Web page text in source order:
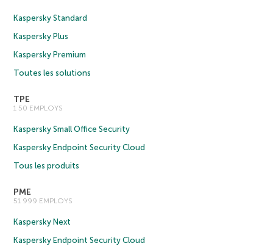
Kaspersky Standard
Kaspersky Plus
Kaspersky Premium
Toutes les solutions
TPE
1 50 EMPLOYS
Kaspersky Small Office Security
Kaspersky Endpoint Security Cloud
Tous les produits
PME
51 999 EMPLOYS
Kaspersky Next
Kaspersky Endpoint Security Cloud